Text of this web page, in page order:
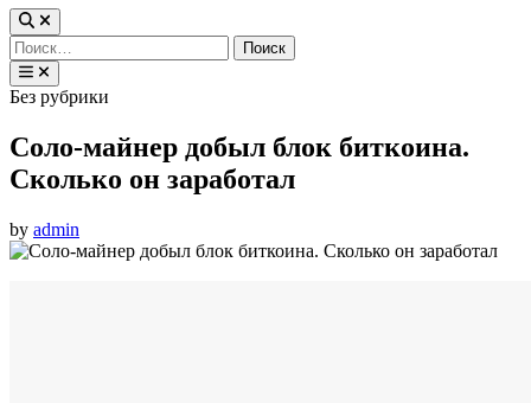
Найти:
Posted
Без рубрики
Соло-майнер добыл блок биткоина.
Сколько он заработал
by admin